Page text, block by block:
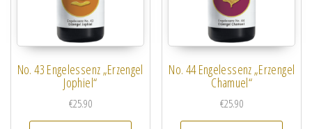
No. 43 Engelessenz „Erzengel
Jophiel“
€25.90
No. 44 Engelessenz „Erzengel
Chamuel“
€25.90